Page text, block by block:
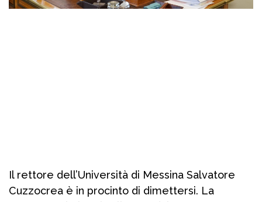
Il rettore dell’Università di Messina Salvatore
Cuzzocrea è in procinto di dimettersi. La